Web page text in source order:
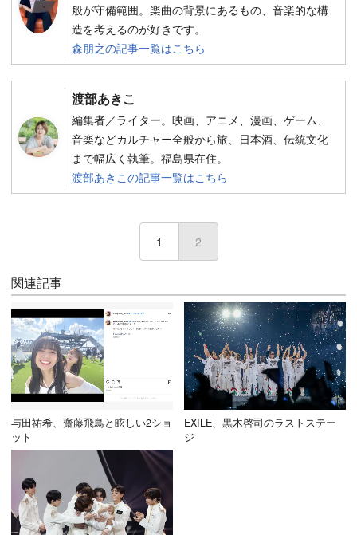
般が守備範囲。楽曲の背景にあるもの、音楽的な構
造を考えるのが好きです。
森朋之の記事一覧はこちら
渡部あきこ
編集者／ライター。映画、アニメ、漫画、ゲーム、
音楽などカルチャー全般から旅、日本酒、伝統文化
まで幅広く執筆。福島県在住。
渡部あきこの記事一覧はこちら
1 2
関連記事
与田祐希、齋藤飛鳥と眩しい2ショ
ット
EXILE、黒木啓司のラストステー
ジ